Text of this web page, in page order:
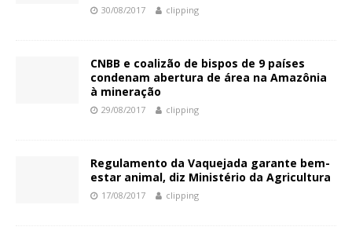
30/08/2017 clipping
CNBB e coalizão de bispos de 9 países
condenam abertura de área na Amazônia
à mineração
29/08/2017 clipping
Regulamento da Vaquejada garante bem-
estar animal, diz Ministério da Agricultura
17/08/2017 clipping